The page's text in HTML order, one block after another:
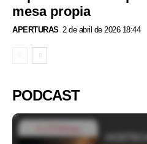
mesa propia
APERTURAS 2 de abril de 2026 18:44
PODCAST